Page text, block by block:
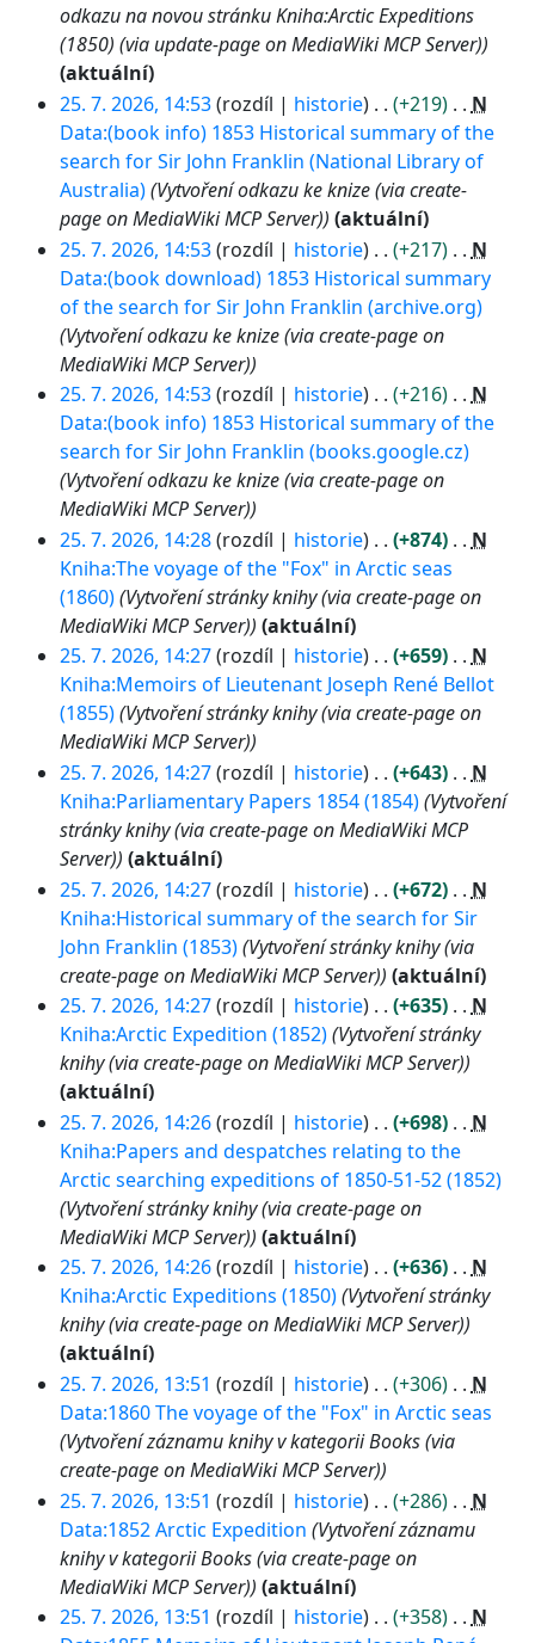
odkazu na novou stránku Kniha:Arctic Expeditions
(1850) (via update-page on MediaWiki MCP Server)
aktuální
25. 7. 2026, 14:53 rozdíl historie +219
N
Data:(book info) 1853 Historical summary of the
search for Sir John Franklin (National Library of
Australia) Vytvoření odkazu ke knize (via create-
page on MediaWiki MCP Server)
aktuální
25. 7. 2026, 14:53 rozdíl historie +217
N
Data:(book download) 1853 Historical summary
of the search for Sir John Franklin (archive.org)
Vytvoření odkazu ke knize (via create-page on
MediaWiki MCP Server)
25. 7. 2026, 14:53 rozdíl historie +216
N
Data:(book info) 1853 Historical summary of the
search for Sir John Franklin (books.google.cz)
Vytvoření odkazu ke knize (via create-page on
MediaWiki MCP Server)
25. 7. 2026, 14:28 rozdíl historie +874
N
Kniha:The voyage of the "Fox" in Arctic seas
(1860) Vytvoření stránky knihy (via create-page on
MediaWiki MCP Server)
aktuální
25. 7. 2026, 14:27 rozdíl historie +659
N
Kniha:Memoirs of Lieutenant Joseph René Bellot
(1855) Vytvoření stránky knihy (via create-page on
MediaWiki MCP Server)
25. 7. 2026, 14:27 rozdíl historie +643
N
Kniha:Parliamentary Papers 1854 (1854) Vytvoření
stránky knihy (via create-page on MediaWiki MCP
Server)
aktuální
25. 7. 2026, 14:27 rozdíl historie +672
N
Kniha:Historical summary of the search for Sir
John Franklin (1853) Vytvoření stránky knihy (via
create-page on MediaWiki MCP Server)
aktuální
25. 7. 2026, 14:27 rozdíl historie +635
N
Kniha:Arctic Expedition (1852) Vytvoření stránky
knihy (via create-page on MediaWiki MCP Server)
aktuální
25. 7. 2026, 14:26 rozdíl historie +698
N
Kniha:Papers and despatches relating to the
Arctic searching expeditions of 1850-51-52 (1852)
Vytvoření stránky knihy (via create-page on
MediaWiki MCP Server)
aktuální
25. 7. 2026, 14:26 rozdíl historie +636
N
Kniha:Arctic Expeditions (1850) Vytvoření stránky
knihy (via create-page on MediaWiki MCP Server)
aktuální
25. 7. 2026, 13:51 rozdíl historie +306
N
Data:1860 The voyage of the "Fox" in Arctic seas
Vytvoření záznamu knihy v kategorii Books (via
create-page on MediaWiki MCP Server)
25. 7. 2026, 13:51 rozdíl historie +286
N
Data:1852 Arctic Expedition Vytvoření záznamu
knihy v kategorii Books (via create-page on
MediaWiki MCP Server)
aktuální
25. 7. 2026, 13:51 rozdíl historie +358
N